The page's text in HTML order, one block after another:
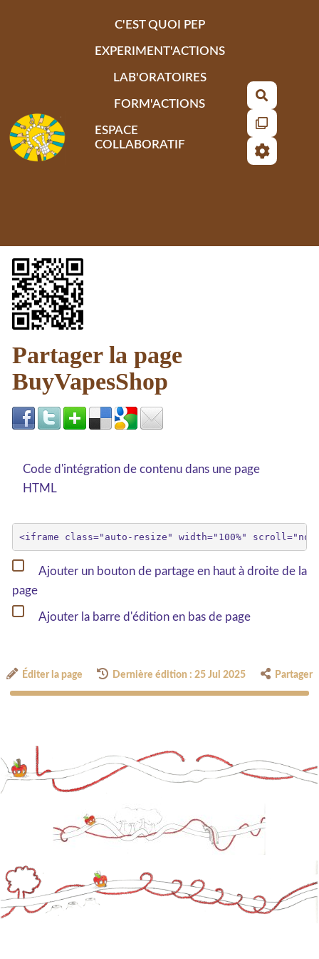
C'EST QUOI PEP
EXPERIMENT'ACTIONS
LAB'ORATOIRES
FORM'ACTIONS
ESPACE
COLLABORATIF
Partager la page
BuyVapesShop
Code d'intégration de contenu dans une page
HTML
Ajouter un bouton de partage en haut à droite de la
page
Ajouter la barre d'édition en bas de page
Éditer la page Dernière édition : 25 Jul 2025 Partager